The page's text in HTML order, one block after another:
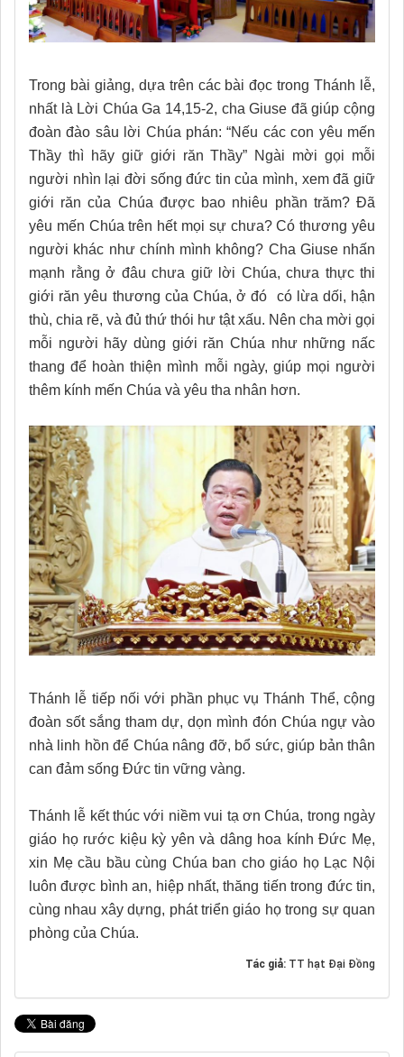
Trong bài giảng, dựa trên các bài đọc trong Thánh lễ,
nhất là Lời Chúa Ga 14,15-2, cha Giuse đã giúp cộng
đoàn đào sâu lời Chúa phán: “Nếu các con yêu mến
Thầy thì hãy giữ giới răn Thầy” Ngài mời gọi mỗi
người nhìn lại đời sống đức tin của mình, xem đã giữ
giới răn của Chúa được bao nhiêu phần trăm? Đã
yêu mến Chúa trên hết mọi sự chưa? Có thương yêu
người khác như chính mình không? Cha Giuse nhấn
mạnh rằng ở đâu chưa giữ lời Chúa, chưa thực thi
giới răn yêu thương của Chúa, ở đó có lừa dối, hận
thù, chia rẽ, và đủ thứ thói hư tật xấu. Nên cha mời gọi
mỗi người hãy dùng giới răn Chúa như những nấc
thang để hoàn thiện mình mỗi ngày, giúp mọi người
thêm kính mến Chúa và yêu tha nhân hơn.
Thánh lễ tiếp nối với phần phục vụ Thánh Thể, cộng
đoàn sốt sắng tham dự, dọn mình đón Chúa ngự vào
nhà linh hồn để Chúa nâng đỡ, bổ sức, giúp bản thân
can đảm sống Đức tin vững vàng.
Thánh lễ kết thúc với niềm vui tạ ơn Chúa, trong ngày
giáo họ rước kiệu kỳ yên và dâng hoa kính Đức Mẹ,
xin Mẹ cầu bầu cùng Chúa ban cho giáo họ Lạc Nội
luôn được bình an, hiệp nhất, thăng tiến trong đức tin,
cùng nhau xây dựng, phát triển giáo họ trong sự quan
phòng của Chúa.
Tác giả: TT hạt Đại Đồng